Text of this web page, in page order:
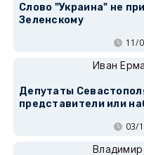
Слово "Украина" не
Зеленскому
11/
Иван
Депутаты
представители или
03/